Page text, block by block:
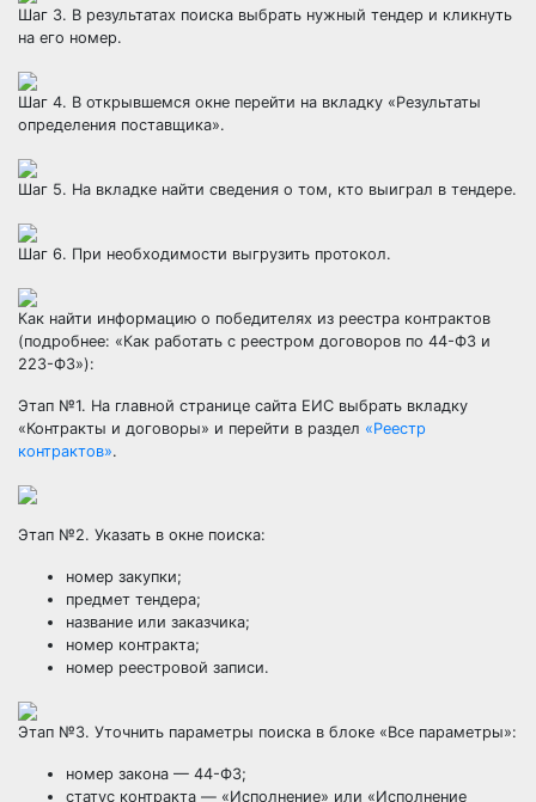
Шаг 3. В результатах поиска выбрать нужный тендер и кликнуть
на его номер.
Шаг 4. В открывшемся окне перейти на вкладку «Результаты
определения поставщика».
Шаг 5. На вкладке найти сведения о том, кто выиграл в тендере.
Шаг 6. При необходимости выгрузить протокол.
Как найти информацию о победителях из реестра контрактов
(подробнее: «Как работать с реестром договоров по 44-ФЗ и
223-ФЗ»):
Этап №1. На главной странице сайта ЕИС выбрать вкладку
«Контракты и договоры» и перейти в раздел «Реестр
контрактов».
Этап №2. Указать в окне поиска:
номер закупки;
предмет тендера;
название или заказчика;
номер контракта;
номер реестровой записи.
Этап №3. Уточнить параметры поиска в блоке «Все параметры»:
номер закона — 44-ФЗ;
статус контракта — «Исполнение» или «Исполнение